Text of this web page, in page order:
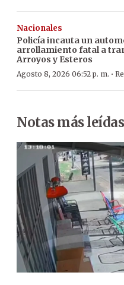
Nacionales
Policía incauta un
arrollamiento fatal a
Arroyos y Esteros
Agosto 8, 2026 06:52 p. m. ·
Notas más leídas